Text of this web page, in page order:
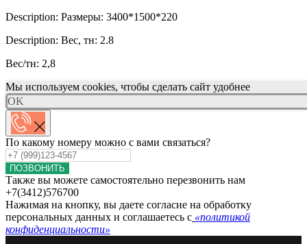
Description: Размеры: 3400*1500*220
Description: Вес, тн: 2.8
Вес/тн: 2,8
Мы используем cookies, чтобы сделать сайт удобнее
OK
По какому номеру можно с вами связаться?
ПОЗВОНИТЬ
Также вы можете самостоятельно перезвонить нам
+7(3412)576700
Нажимая на кнопку, вы даете согласие на обработку
персональных данных и соглашаетесь c «политикой
конфиденциальности»